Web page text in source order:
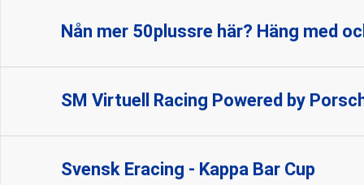
Nån mer 50plussre här? Häng med
SM Virtuell Racing Powered by
Svensk Eracing - Kappa Bar Cup